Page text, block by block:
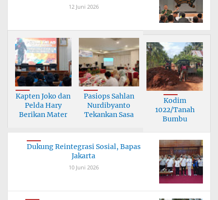
12 Juni 2026
Kapten Joko dan
Pelda Hary
Berikan Mater
Pasiops Sahlan
Nurdibyanto
Tekankan Sasa
Kodim
1022/Tanah
Bumbu
Dukung Reintegrasi Sosial, Bapas
Jakarta
10 Juni 2026